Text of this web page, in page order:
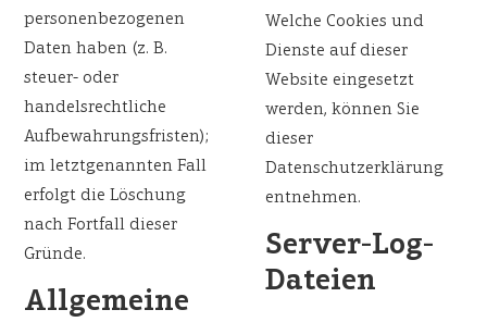
personenbezogenen
Daten haben (z. B.
steuer- oder
handelsrechtliche
Aufbewahrungsfristen);
im letztgenannten Fall
erfolgt die Löschung
nach Fortfall dieser
Gründe.
Allgemeine
Welche Cookies und
Dienste auf dieser
Website eingesetzt
werden, können Sie
dieser
Datenschutzerklärung
entnehmen.
Server-Log-
Dateien